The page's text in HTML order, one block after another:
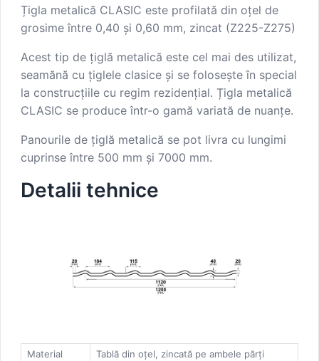
Țigla metalică CLASIC este profilată din oțel de
grosime între 0,40 și 0,60 mm, zincat (Z225-Z275)
Acest tip de țiglă metalică este cel mai des utilizat,
seamănă cu țiglele clasice și se folosește în special
la construcțiile cu regim rezidențial. Țigla metalică
CLASIC se produce într-o gamă variată de nuanțe.
Panourile de țiglă metalică se pot livra cu lungimi
cuprinse între 500 mm și 7000 mm.
Detalii tehnice
Material
Tablă din oțel, zincată pe ambele părți